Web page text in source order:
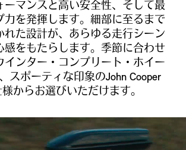
ーマンスと高い安全性、そして最
力を発揮します。細部に至るまで
れた設計が、あらゆる走行シーン
感をもたらします。季節に合わせ
インター・コンプリート・ホイー
スポーティな印象のJohn Cooper
様からお選びいただけます。